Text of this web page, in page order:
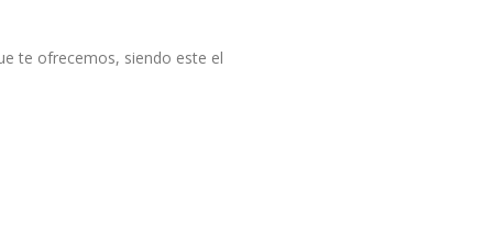
te ofrecemos, siendo este el